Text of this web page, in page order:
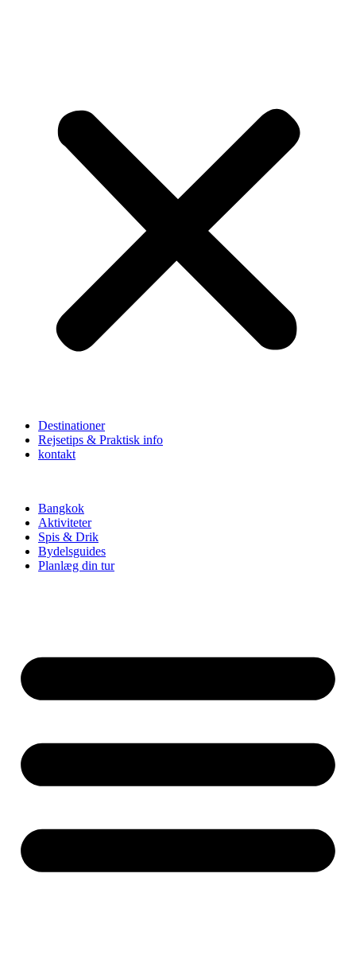
Destinationer
Rejsetips & Praktisk info
kontakt
Bangkok
Aktiviteter
Spis & Drik
Bydelsguides
Planlæg din tur